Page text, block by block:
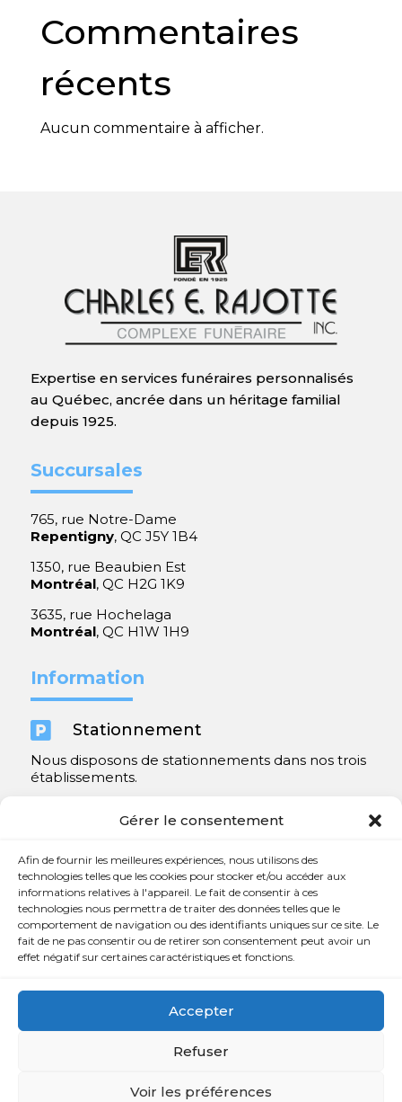
Gérer le consentement
Afin de fournir les meilleures expériences, nous utilisons des
technologies telles que les cookies pour stocker et/ou accéder aux
informations relatives à l'appareil. Le fait de consentir à ces
technologies nous permettra de traiter des données telles que le
comportement de navigation ou des identifiants uniques sur ce site. Le
fait de ne pas consentir ou de retirer son consentement peut avoir un
effet négatif sur certaines caractéristiques et fonctions.
Accepter
Refuser
Voir les préférences
Commentaires
récents
Aucun commentaire à afficher.
Expertise en services funéraires personnalisés
au Québec, ancrée dans un héritage familial
depuis 1925.
Succursales
765, rue Notre-Dame
Repentigny, QC J5Y 1B4
1350, rue Beaubien Est
Montréal, QC H2G 1K9
3635, rue Hochelaga
Montréal, QC H1W 1H9
Information
 Stationnement
Nous disposons de stationnements dans nos trois
établissements.
Contact
 450 654-3342
 info@charlesrajotte.com
765, rue Notre-Dame